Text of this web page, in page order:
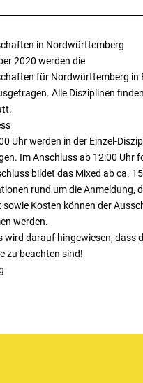
in Nordwürttemberg
2020 werden die
für Nordwürttemberg in
Alle Disziplinen
Uhr werden in der Einzel-
Im Anschluss ab 12:00 Uhr
bildet das Mixed ab ca.
rund um die Anmeldung,
Kosten können der
werden.
wird darauf hingewiesen, dass
zu beachten sind!